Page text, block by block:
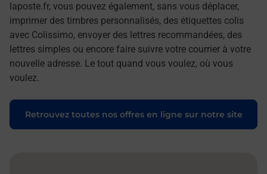
laposte.fr, vous pouvez également, sans vous déplacer,
imprimer des timbres personnalisés, des étiquettes colis
avec Colissimo, envoyer des lettres recommandées, des
lettres simples ou encore faire suivre votre courrier à votre
nouvelle adresse. Le tout quand vous voulez, où vous
voulez.
Retrouvez toutes nos offres en ligne sur notre site